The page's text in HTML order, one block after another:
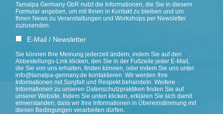
Tamalpa Germany GbR nutzt die Informationen, die Sie in diesem
Formular angeben, um mit Ihnen in Kontakt zu bleiben und um
Ihnen News zu Veranstaltungen und Workshops per Newsletter
zuzusenden.
E-Mail / Newsletter
Sie können Ihre Meinung jederzeit ändern, indem Sie auf den
Abbestellungs-Link klicken, den Sie in der Fußzeile jeder E-Mail,
die Sie von uns erhalten, finden können, oder indem Sie uns unter
info@tamalpa-germany.de kontaktieren. Wir werden Ihre
Informationen mit Sorgfalt und Respekt behandeln. Weitere
Informationen zu unseren Datenschutzpraktiken finden Sie auf
unserer Website. Indem Sie unten klicken, erklären Sie sich damit
einverstanden, dass wir Ihre Informationen in Übereinstimmung mit
diesen Bedingungen verarbeiten dürfen.